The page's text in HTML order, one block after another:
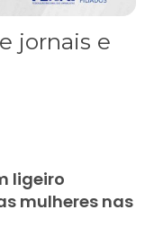
jornais e
ligeiro
mulheres nas